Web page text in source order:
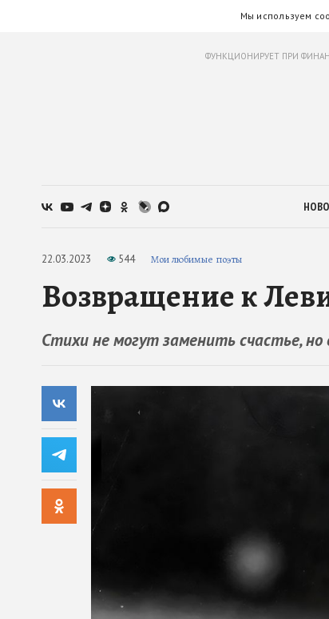
Мы используем
ФУНКЦИОНИРУЕТ ПРИ
22.03.2023 544 Мои любимые поэты
Возвращение к
Стихи не могут заменить счастье,